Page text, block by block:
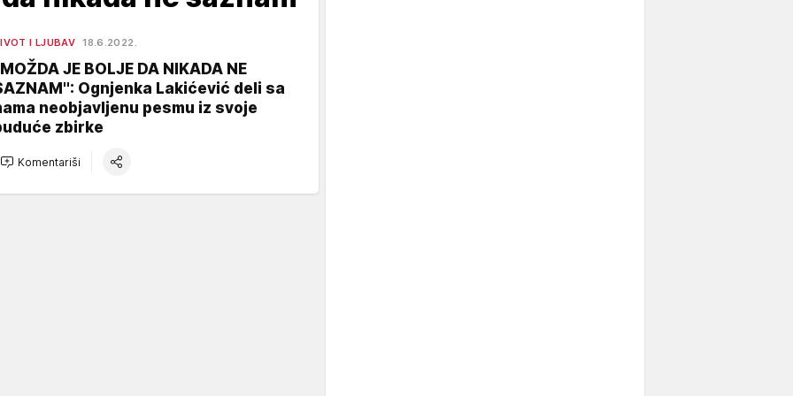
I LJUBAV 18.6.2022.
JE BOLJE DA NIKADA NE
Ognjenka Lakićević deli sa
neobjavljenu pesmu iz svoje
zbirke
Komentariši